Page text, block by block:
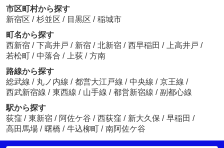
市区町村から探す
新宿区 / 杉並区 / 目黒区 / 稲城市
町名から探す
西新宿 / 下高井戸 / 新宿 / 北新宿 / 西早稲田 / 上高井戸 /
若松町 / 中落合 / 上荻 / 方南
路線から探す
総武線 / 丸ノ内線 / 都営大江戸線 / 中央線 / 京王線 /
西武新宿線 / 東西線 / 山手線 / 都営新宿線 / 副都心線
駅から探す
荻窪 / 東新宿 / 阿佐ケ谷 / 西荻窪 / 新大久保 / 早稲田 /
高田馬場 / 曙橋 / 牛込柳町 / 南阿佐ケ谷